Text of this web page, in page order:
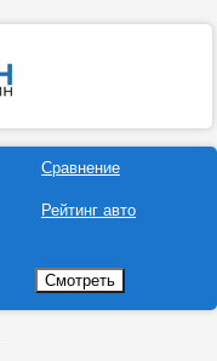
Сравнение
Рейтинг авто